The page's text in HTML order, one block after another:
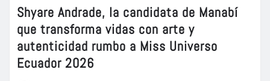
Shyare Andrade, la candidata de Manabí
que transforma vidas con arte y
autenticidad rumbo a Miss Universo
Ecuador 2026